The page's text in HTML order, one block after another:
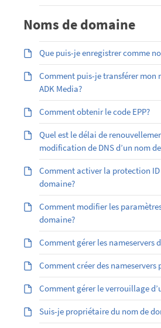
Noms de domaine
Que puis-je enregistrer comme
Comment puis-je transférer mon
ADK Media?
Comment obtenir le code EPP?
Quel est le délai de
modification de DNS d’un nom
Comment activer la protection
domaine?
Comment modifier les
domaine?
Comment gérer les nameservers
Comment créer des nameservers
Comment gérer le verrouillage
Suis-je propriétaire du nom de